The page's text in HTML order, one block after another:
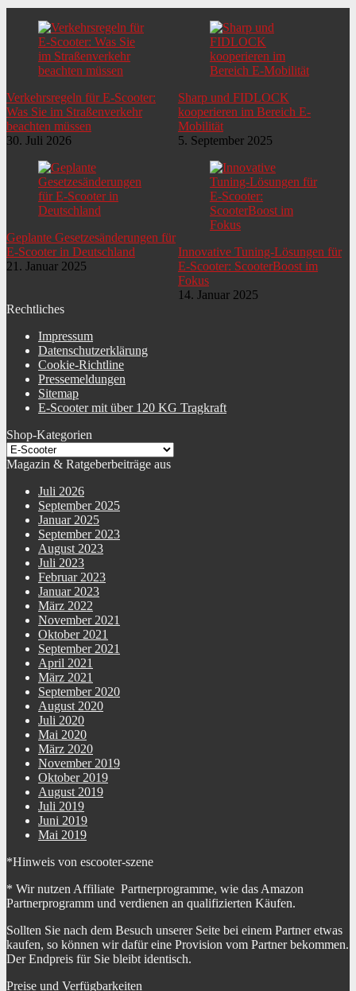
Art Räder 2
Spannung Akku 48,00 V
Leistung Akku in Volt 48,00 V
Beschaffenheit Trittfläche rutschfest Wetterbständig
Ladezyklen Akku
Leistung Akku in Ah 30,00 A·h
Details Motor wartungsfreibürstenlos
Leistung Motor 1200 W
Details Federung Federgabel vorne, Doppelstoßdämpfer hinten
Eigenschaften klappbartragbarwetterbeständigdurchzugsstark
Eigenschaften Sattel höhenverstellbarabnehmbarwetterbeständig
Beleuchtung Scooter
Polsterung Sattel
Material Sattelbezug
Ausstattung
Ständer
Reflektoren
Art Leuchtmittel hinten
Art Leuchtmittel vorne
WEEE-Reg.-Nr. DE
Typ Vorderbremse
Fahrersitz vorhanden
Warnhinweise
Anzeige Cockpit GeschwindigkeitAkku-LadestandTageskilometer
Level EinsteigerFortgeschritteneProfi
Details Handgriffe rutschfestwetterfestvibrationsdämpfend
Bauart Hinterbremse hydraulisch
Typ Hinterbremse Scheibenbremse
Verkehrsregeln für E-Scooter:
Was Sie im Straßenverkehr
beachten müssen
30. Juli 2026
Sharp und FIDLOCK
kooperieren im Bereich E-
Mobilität
5. September 2025
Geplante Gesetzesänderungen für
E-Scooter in Deutschland
21. Januar 2025
Innovative Tuning-Lösungen für
E-Scooter: ScooterBoost im
Fokus
14. Januar 2025
Rechtliches
Impressum
Datenschutzerklärung
Cookie-Richtline
Pressemeldungen
Sitemap
E-Scooter mit über 120 KG Tragkraft
Shop-Kategorien
Magazin & Ratgeberbeiträge aus
Juli 2026
September 2025
Januar 2025
September 2023
August 2023
Juli 2023
Februar 2023
Januar 2023
März 2022
November 2021
Oktober 2021
September 2021
April 2021
März 2021
September 2020
August 2020
Juli 2020
Mai 2020
März 2020
November 2019
Oktober 2019
August 2019
Juli 2019
Juni 2019
Mai 2019
*Hinweis von escooter-szene
* Wir nutzen Affiliate Partnerprogramme, wie das Amazon
Partnerprogramm und verdienen an qualifizierten Käufen.
Sollten Sie nach dem Besuch unserer Seite bei einem Partner etwas
kaufen, so können wir dafür eine Provision vom Partner bekommen.
Der Endpreis für Sie bleibt identisch.
Preise und Verfügbarkeiten